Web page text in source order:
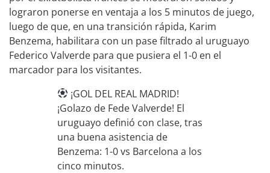
lograron ponerse en ventaja a los 5 minutos de juego,
luego de que, en una transición rápida, Karim
Benzema, habilitara con un pase filtrado al uruguayo
Federico Valverde para que pusiera el 1-0 en el
marcador para los visitantes.
¡GOL DEL REAL MADRID!
¡Golazo de Fede Valverde! El
uruguayo definió con clase, tras
una buena asistencia de
Benzema: 1-0 vs Barcelona a los
cinco minutos.